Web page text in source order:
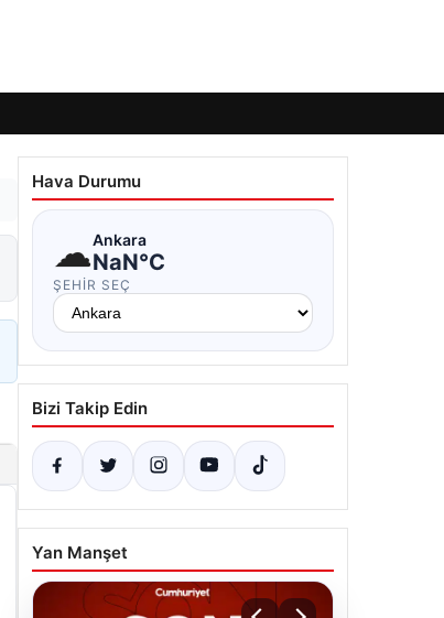
Hava Durumu
☁Ankara
NaN°C
ŞEHIR SEÇ
Bizi Takip Edin
Yan Manşet